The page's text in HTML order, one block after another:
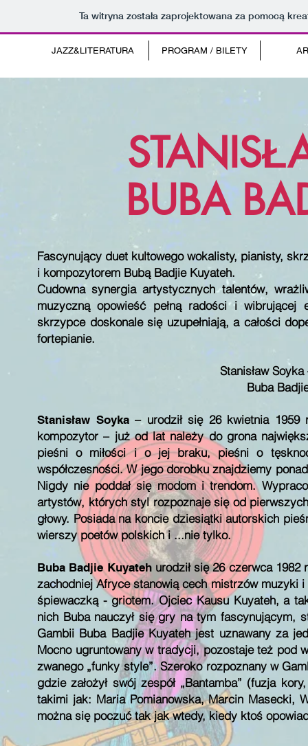
Ta witryna została zaprojektowana za pomocą
JAZZ&LITERATURA PROGRAM / BILETY
BUBA
Fascynujący duet kultowego wokalisty, pianisty,
i kompozytorem Bubą Badjie Kuyateh.
Cudowna synergia artystycznych talentów,
muzyczną opowieść pełną radości i
skrzypce doskonale się uzupełniają, a całości
fortepianie.
Stanisław
Buba
Stanisław Soyka– urodził się 26 kwietnia 1959
kompozytor – już od lat należy do grona
pieśni o miłości i o jej braku, pieśni o
współczesności. W jego dorobku znajdziemy
Nigdy nie poddał się modom i trendom.
artystów, których styl rozpoznaje się od
głowy. Posiada na koncie dziesiątki autorskich
wierszy poetów polskich i ...nie tylko.
Buba Badjie Kuyateh urodził się 26 czerwca
zachodniej Afryce stanowią cech mistrzów muzyki
śpiewaczką - griotem. Ojciec Kausu Kuyateh, a
nich Buba nauczył się gry na tym fascynującym,
Gambii Buba Badjie Kuyateh jest uznawany za
Mocno ugruntowany w tradycji, pozostaje też pod
zwanego „funky style”. Szeroko rozpoznany w
gdzie założył swój zespół „Bantamba” (fuzja
takimi jak: Maria Pomianowska, Marcin Masecki,
można się poczuć tak jak wtedy, kiedy ktoś